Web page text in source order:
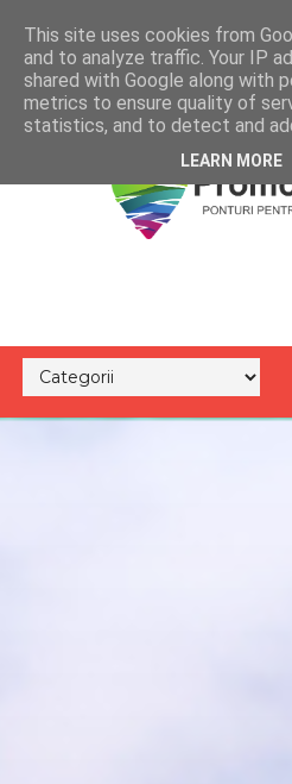
This site uses cookies from
and to analyze traffic. Your IP
shared with Google along with
metrics to ensure quality of
statistics, and to detect and
LEARN MORE